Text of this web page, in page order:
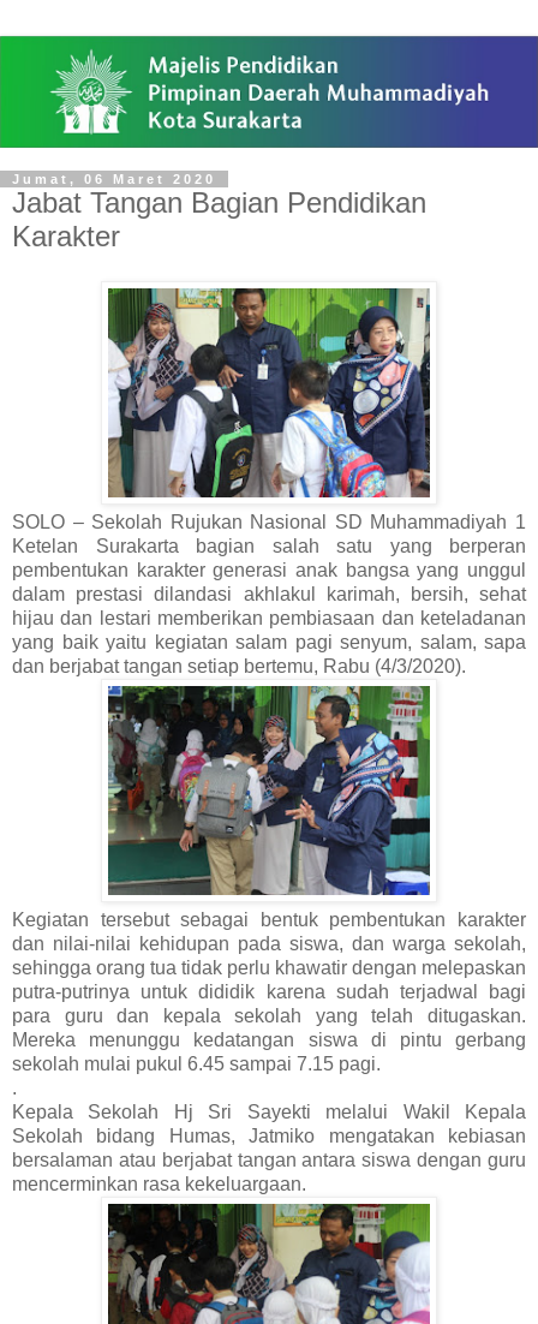
Jumat, 06 Maret 2020
Jabat Tangan Bagian Pendidikan
Karakter
SOLO – Sekolah Rujukan Nasional SD Muhammadiyah 1
Ketelan Surakarta bagian salah satu yang berperan
pembentukan karakter generasi anak bangsa yang unggul
dalam prestasi dilandasi akhlakul karimah, bersih, sehat
hijau dan lestari memberikan pembiasaan dan keteladanan
yang baik yaitu kegiatan salam pagi senyum, salam, sapa
dan berjabat tangan setiap bertemu, Rabu (4/3/2020).
Kegiatan tersebut sebagai bentuk pembentukan karakter
dan nilai-nilai kehidupan pada siswa, dan warga sekolah,
sehingga orang tua tidak perlu khawatir dengan melepaskan
putra-putrinya untuk dididik karena sudah terjadwal bagi
para guru dan kepala sekolah yang telah ditugaskan.
Mereka menunggu kedatangan siswa di pintu gerbang
sekolah mulai pukul 6.45 sampai 7.15 pagi.
.
Kepala Sekolah Hj Sri Sayekti melalui Wakil Kepala
Sekolah bidang Humas, Jatmiko mengatakan kebiasan
bersalaman atau berjabat tangan antara siswa dengan guru
mencerminkan rasa kekeluargaan.